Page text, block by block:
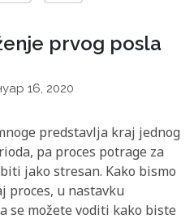
prvog posla
16, 2020
predstavlja kraj jednog
pa proces potrage za
jako stresan. Kako bismo
proces, u nastavku
se možete voditi kako biste